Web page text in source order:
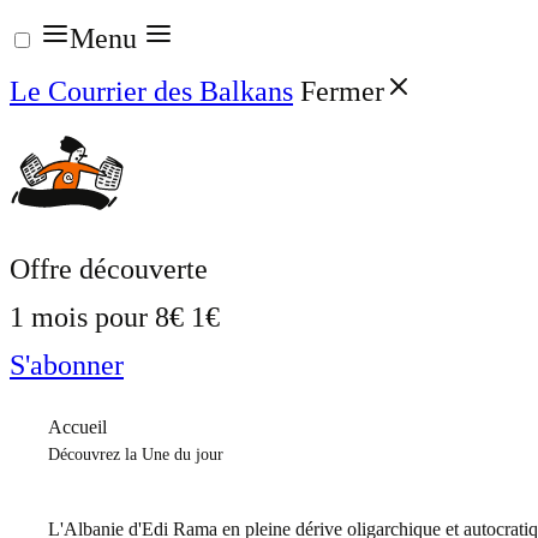
Aller
au
contenu
Menu
Le Courrier des Balkans Fermer
Offre découverte
1 mois pour 8€ 1€
S'abonner
Accueil
Découvrez la Une du jour
L'Albanie d'Edi Rama en pleine dérive oligarchique et